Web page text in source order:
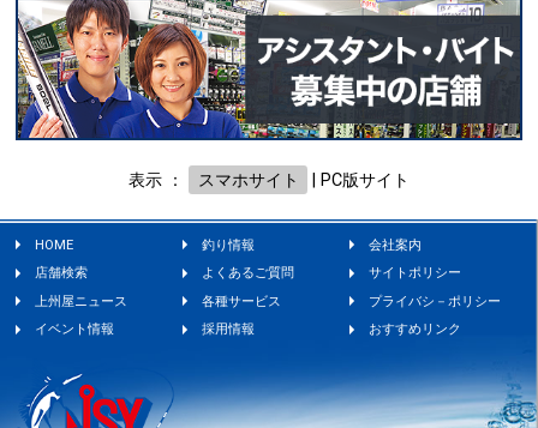
表示 ： スマホサイト PC版サイト
HOME 釣り情報
会社案内
店舗検索
よくあるご質問
サイトポリシー
上州屋ニュース
各種サービス
プライバシ－ポリシー
イベント情報
採用情報 おすすめリンク